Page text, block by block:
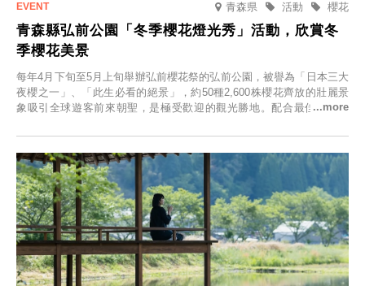
青森県 櫻花
活動
青森縣弘前公園「冬季櫻花燈光秀」活動，欣賞冬
季櫻花美景
每年4月下旬至5月上旬舉辦弘前櫻花祭的弘前公園，被譽為「日本三大
夜櫻之一」、「此生必看的絕景」，約50種2,600株櫻花齊放的壯麗景
象吸引全球遊客前來朝聖，是極受歡迎的觀光勝地。配合最佳觀雪時
「冬季櫻花燈光秀」。